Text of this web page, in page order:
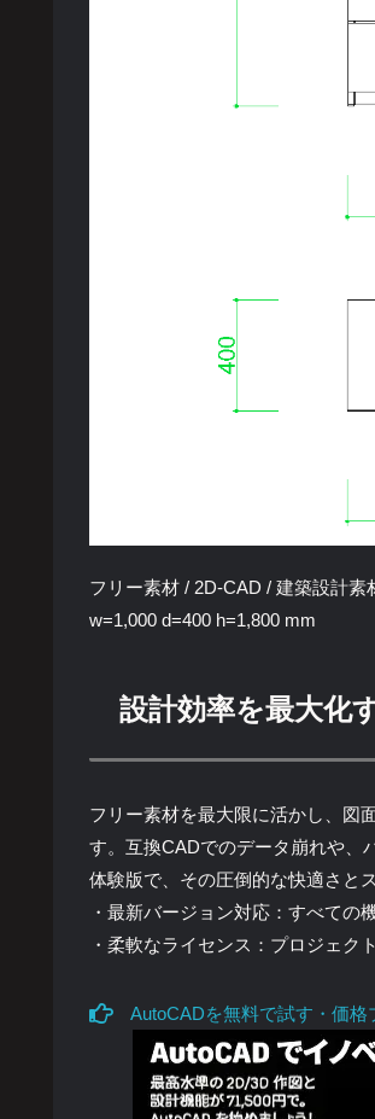
フリー素材 / 2D-CAD / 建築設計
w=1,000 d=400 h=1,800 mm
設計効率を最大化
フリー素材を最大限に活かし、図
す。互換CADでのデータ崩れや、
体験版で、その圧倒的な快適さと
・最新バージョン対応：すべての
・柔軟なライセンス：プロジェク
AutoCADを無料で試す・価格